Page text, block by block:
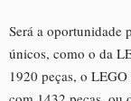
Será a oportunidade
únicos, como o da
1920 peças, o